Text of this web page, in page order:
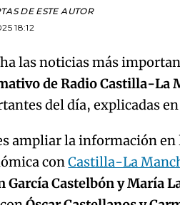
DE ESTE AUTOR
18:12
las noticias más
de Radio Castilla-La
del día, explicadas
ampliar la información
conCastilla-La
García Castelbón y María